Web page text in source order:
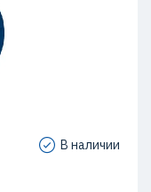
В наличии